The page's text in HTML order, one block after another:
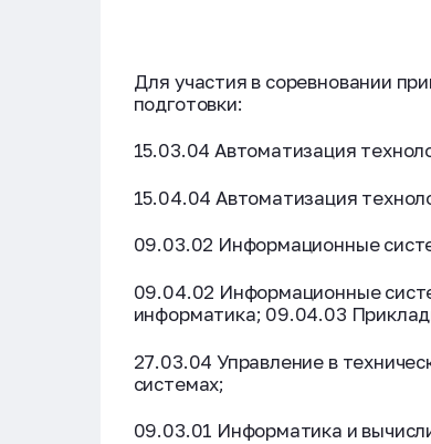
Для участия в соревновании
подготовки:
15.03.04 Автоматизация
15.04.04 Автоматизация
09.03.02 Информационные
09.04.02 Информационные
информатика; 09.04.03
27.03.04 Управление в
системах;
09.03.01 Информатика и